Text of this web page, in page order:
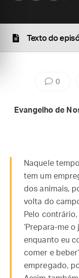
Texto do
0
Evangelho de
Naquele
tem um
dos animais,
volta do
Pelo
‘Prepara-me
enquanto eu
comer e
empregado,